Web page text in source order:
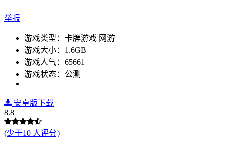
举报
游戏类型：卡牌游戏 网游
游戏大小：1.6GB
游戏人气：65661
游戏状态：公测
安卓版下载
8.8
(少于10 人评分)